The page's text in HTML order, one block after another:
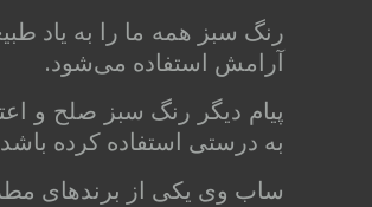
رنگ سبز همه ما را به یاد
آرامش استفاده می‌شود.
پیام دیگر رنگ سبز صلح و
به درستی استفاده کرده
ساب وی یکی از برندهای